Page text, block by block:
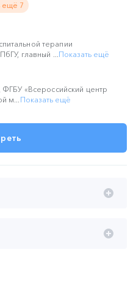
ещё 7
терапии
главный ...Показать ещё
«Всероссийский центр
м... Показать ещё